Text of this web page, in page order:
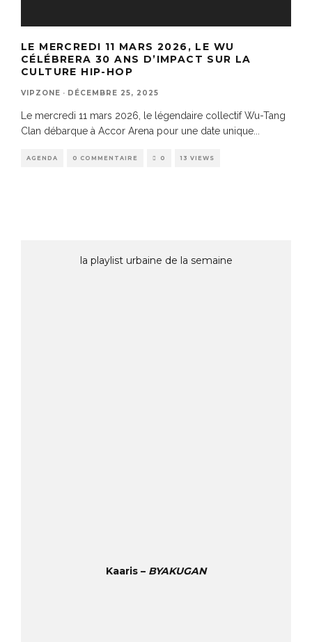
LE MERCREDI 11 MARS 2026, LE WU
CÉLÉBRERA 30 ANS D’IMPACT SUR LA
CULTURE HIP-HOP
VIPZONE · DÉCEMBRE 25, 2025
Le mercredi 11 mars 2026, le légendaire collectif Wu-Tang
Clan débarque à Accor Arena pour une date unique...
AGENDA 0 COMMENTAIRE 0 13 VIEWS
la playlist urbaine de la semaine
Kaaris – BYAKUGAN